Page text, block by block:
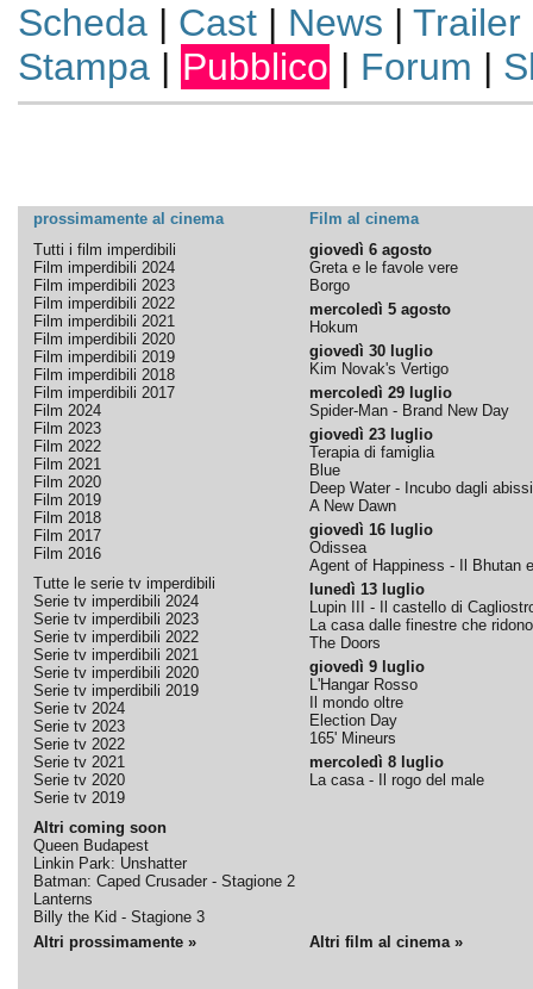
Scheda| Cast| News | Trailer
Stampa| Pubblico | Forum |
prossimamente al cinema
Film al cinema
Tutti i film imperdibili
Film imperdibili 2024
Film imperdibili 2023
Film imperdibili 2022
Film imperdibili 2021
Film imperdibili 2020
Film imperdibili 2019
Film imperdibili 2018
Film imperdibili 2017
Film 2024
Film 2023
Film 2022
Film 2021
Film 2020
Film 2019
Film 2018
Film 2017
Film 2016
Tutte le serie tv imperdibili
Serie tv imperdibili 2024
Serie tv imperdibili 2023
Serie tv imperdibili 2022
Serie tv imperdibili 2021
Serie tv imperdibili 2020
Serie tv imperdibili 2019
Serie tv 2024
Serie tv 2023
Serie tv 2022
Serie tv 2021
Serie tv 2020
Serie tv 2019
Altri coming soon
Queen Budapest
Linkin Park: Unshatter
Batman: Caped Crusader - Stagione 2
Lanterns
Billy the Kid - Stagione 3
giovedì 6 agosto
Greta e le favole vere
Borgo
mercoledì 5 agosto
Hokum
giovedì 30 luglio
Kim Novak's Vertigo
mercoledì 29 luglio
Spider-Man - Brand New Day
giovedì 23 luglio
Terapia di famiglia
Blue
Deep Water - Incubo dagli abissi
A New Dawn
giovedì 16 luglio
Odissea
Agent of Happiness - Il Bhutan
lunedì 13 luglio
Lupin III - Il castello di
La casa dalle finestre che ridono
The Doors
giovedì 9 luglio
L'Hangar Rosso
Il mondo oltre
Election Day
165' Mineurs
mercoledì 8 luglio
La casa - Il rogo del male
Altri prossimamente » Altri film al cinema »